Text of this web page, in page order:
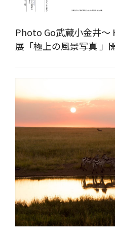
Photo Go武蔵小金井～
展「極上の風景写真 」